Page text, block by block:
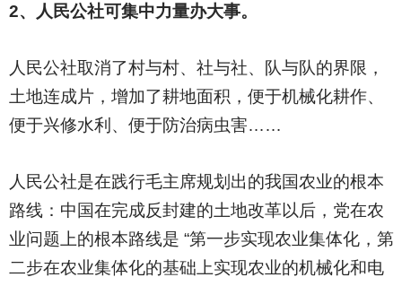
2、人民公社可集中力量办大事。
人民公社取消了村与村、社与社、队与队的界限，
土地连成片，增加了耕地面积，便于机械化耕作、
便于兴修水利、便于防治病虫害……
人民公社是在践行毛主席规划出的我国农业的根本
路线：中国在完成反封建的土地改革以后，党在农
业问题上的根本路线是 “第一步实现农业集体化，第
二步在农业集体化的基础上实现农业的机械化和电